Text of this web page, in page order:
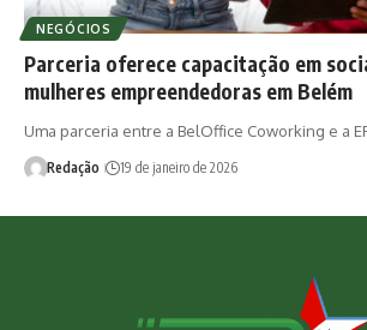
NEGÓCIOS
Parceria oferece capacitação em
mulheres empreendedoras em Belém
Uma parceria entre a BelOffice Coworking e a
Redação 19 de janeiro de 2026